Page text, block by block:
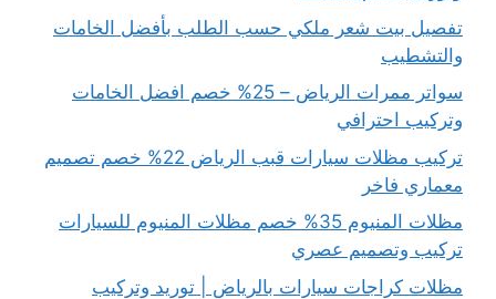
تفصيل بيت شعر ملكي حسب الطلب بأفضل الخامات
والتشطيب
سواتر ممرات الرياض – 25% خصم افضل الخامات
وتركيب احترافي
تركيب مظلات سيارات قبب الرياض 22% خصم تصميم
معماري فاخر
مظلات المنيوم 35% خصم مظلات المنيوم للسيارات
تركيب وتصميم عصري
مظلات كراجات سيارات بالرياض | توريد وتركيب